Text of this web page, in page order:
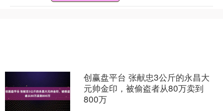
创赢盘平台 张献忠3公斤的永昌大
元帅金印，被偷盗者从80万卖到
800万